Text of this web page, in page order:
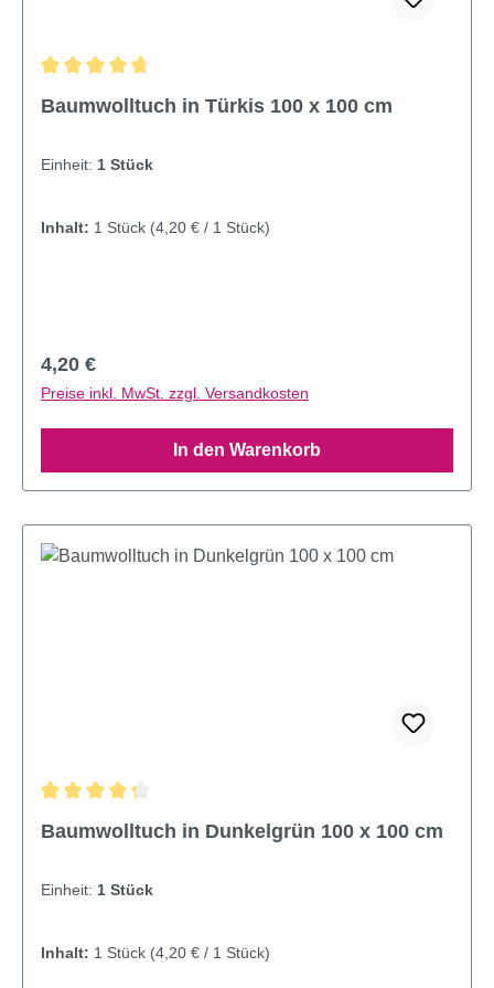
Baumwolltuch in Türkis 100 x 100 cm
Einheit: 1 Stück
Inhalt: 1 Stück (4,20 € / 1 Stück)
Regulärer Preis:
4,20 €
Preise inkl. MwSt. zzgl. Versandkosten
In den Warenkorb
Baumwolltuch in Dunkelgrün 100 x 100 cm
Einheit: 1 Stück
Inhalt: 1 Stück (4,20 € / 1 Stück)